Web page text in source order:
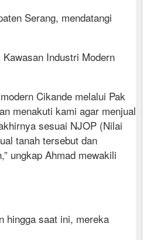
Serang, mendatangi
Industri Modern
Cikande melalui Pak
menakuti kami agar menjual
sesuai NJOP (Nilai
tanah tersebut dan
ungkap Ahmad mewakili
hingga saat ini, mereka